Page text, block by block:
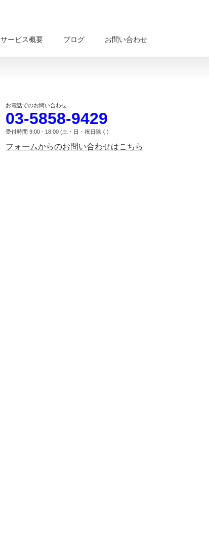
サービス概要 ブログ お問い合わせ
お電話でのお問い合わせ
03-5858-9429
受付時間 9:00 - 18:00 (土・日・祝日除く)
フォームからのお問い合わせはこちら